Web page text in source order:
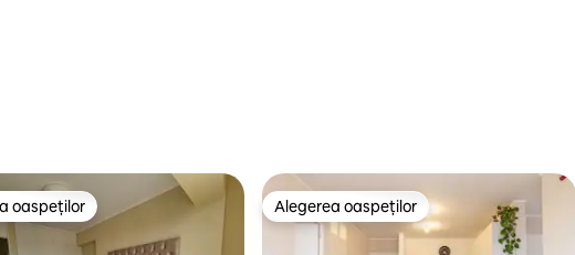
oaspeților
oaspeților Alegerea oaspeților
Alegerea oaspeților